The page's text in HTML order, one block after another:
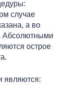
случае
а во
Абсолютными
острое
являются: